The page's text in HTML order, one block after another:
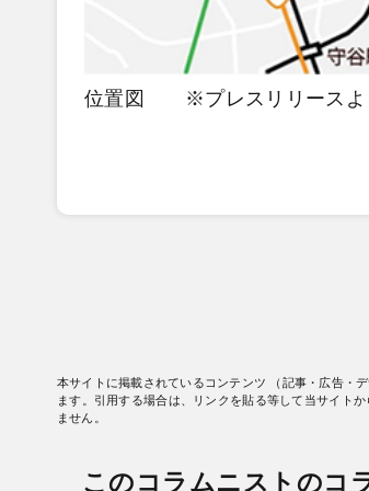
位置図 ※プレスリリースよ
本サイトに掲載されているコンテンツ （記事・広告・
ます。引用する場合は、リンクを貼る等して当サイト
ません。
このコラムニストのコ